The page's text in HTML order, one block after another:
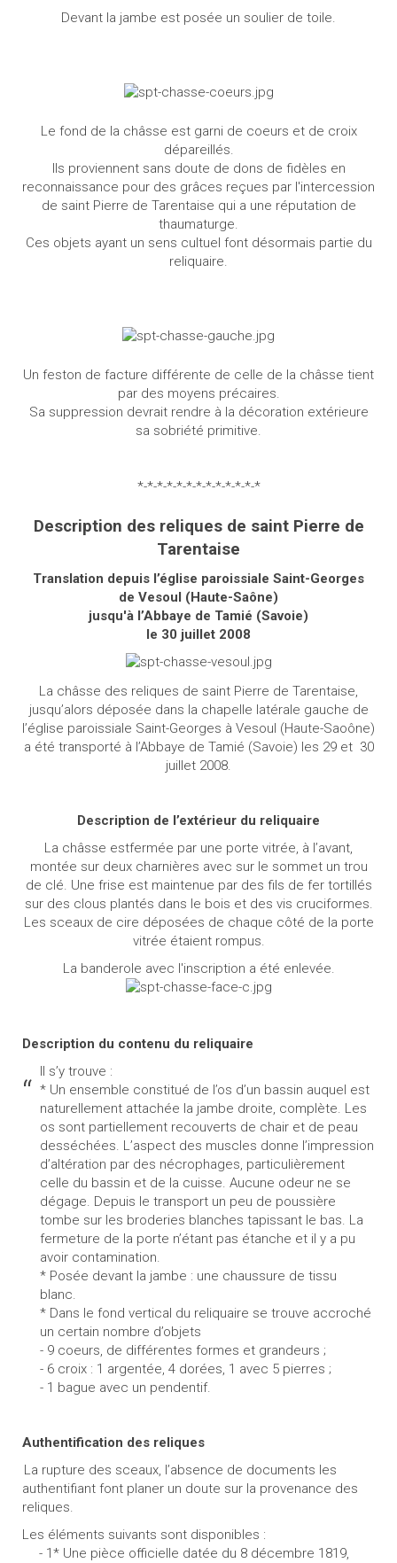
Devant la jambe est posée un soulier de toile.
Le fond de la châsse est garni de coeurs et de croix
dépareillés.
Ils proviennent sans doute de dons de fidèles en
reconnaissance pour des grâces reçues par l'intercession
de saint Pierre de Tarentaise qui a une réputation de
thaumaturge.
Ces objets ayant un sens cultuel font désormais partie du
reliquaire.
Un feston de facture différente de celle de la châsse tient
par des moyens précaires.
Sa suppression devrait rendre à la décoration extérieure
sa sobriété primitive.
*-*-*-*-*-*-*-*-*-*-*-*-*
Description des reliques de saint Pierre de
Tarentaise
Translation depuis l’église paroissiale Saint-Georges
de Vesoul (Haute-Saône)
jusqu'à l’Abbaye de Tamié (Savoie)
le 30 juillet 2008
La châsse des reliques de saint Pierre de Tarentaise,
jusqu’alors déposée dans la chapelle latérale gauche de
l’église paroissiale Saint-Georges à Vesoul (Haute-Saoône)
a été transporté à l’Abbaye de Tamié (Savoie) les 29 et 30
juillet 2008.
Description de l’extérieur du reliquaire
La châsse estfermée par une porte vitrée, à l’avant,
montée sur deux charnières avec sur le sommet un trou
de clé. Une frise est maintenue par des fils de fer tortillés
sur des clous plantés dans le bois et des vis cruciformes.
Les sceaux de cire déposées de chaque côté de la porte
vitrée étaient rompus.
La banderole avec l'inscription a été enlevée.
Description du contenu du reliquaire
Il s’y trouve :
* Un ensemble constitué de l’os d’un bassin auquel est
naturellement attachée la jambe droite, complète. Les
os sont partiellement recouverts de chair et de peau
desséchées. L’aspect des muscles donne l’impression
d’altération par des nécrophages, particulièrement
celle du bassin et de la cuisse. Aucune odeur ne se
dégage. Depuis le transport un peu de poussière
tombe sur les broderies blanches tapissant le bas. La
fermeture de la porte n’étant pas étanche et il y a pu
avoir contamination.
* Posée devant la jambe : une chaussure de tissu
blanc.
* Dans le fond vertical du reliquaire se trouve accroché
un certain nombre d’objets
- 9 coeurs, de différentes formes et grandeurs ;
- 6 croix : 1 argentée, 4 dorées, 1 avec 5 pierres ;
- 1 bague avec un pendentif.
Authentification des reliques
La rupture des sceaux, l’absence de documents les
authentifiant font planer un doute sur la provenance des
reliques.
Les éléments suivants sont disponibles :
- 1* Une pièce officielle datée du 8 décembre 1819,